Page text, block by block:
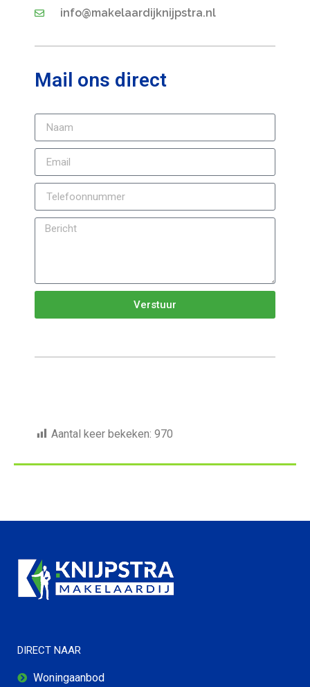
info@makelaardijknijpstra.nl
Mail ons direct
Verstuur
Aantal keer bekeken: 970
DIRECT NAAR
Woningaanbod